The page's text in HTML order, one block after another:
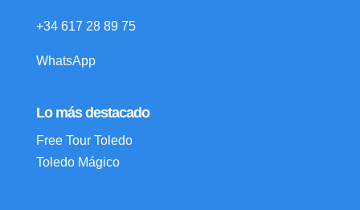
+34 617 28 89 75
WhatsApp
Lo más destacado
Free Tour Toledo
Toledo Mágico